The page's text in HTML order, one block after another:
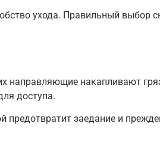
ухода. Правильный выбор
направляющие накапливают
доступа.
заедание и